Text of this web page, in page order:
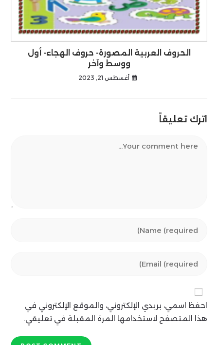
الحروف العربية المصورة- حروف الهجاء- أول
ووسط وآخر
أغسطس 21, 2023
اترك تعليقاً
your
comment
your
address
to
comment
احفظ اسمي، بريدي الإلكتروني، والموقع الإلكتروني في
هذا المتصفح لاستخدامها المرة المقبلة في تعليقي.